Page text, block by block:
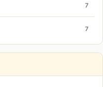
7
7